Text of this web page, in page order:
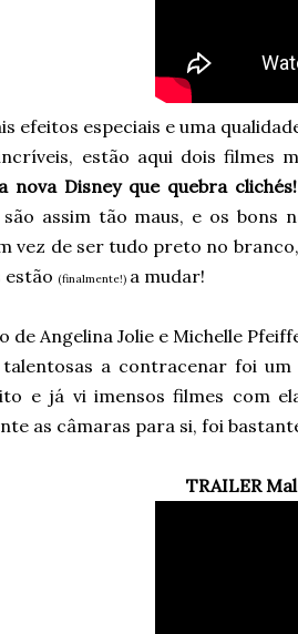
efeitos especiais e uma
estão aqui dois filmes
nova Disney que quebra clichés!
são assim tão maus, e os bons
vez de ser tudo preto no
estão (finalmente!) a mudar!
de Angelina Jolie e Michelle
a contracenar foi
e já vi imensos filmes com
as câmaras para si, foi
TRAILER